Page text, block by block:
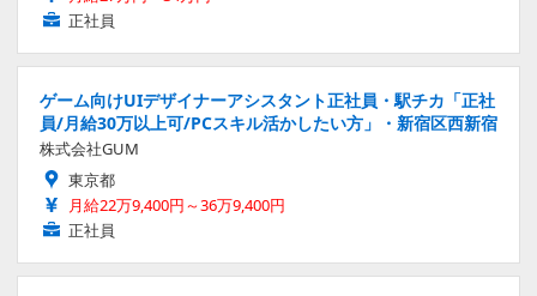
正社員
ゲーム向けUIデザイナーアシスタント正社員・駅チカ「正社
員/月給30万以上可/PCスキル活かしたい方」・新宿区西新宿
株式会社GUM
東京都
月給22万9,400円～36万9,400円
正社員